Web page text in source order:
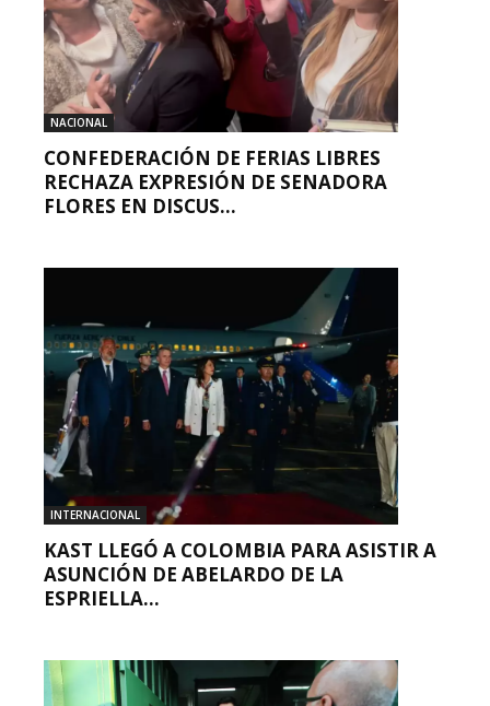
NACIONAL
CONFEDERACIÓN DE FERIAS LIBRES
RECHAZA EXPRESIÓN DE SENADORA
FLORES EN DISCUS...
INTERNACIONAL
KAST LLEGÓ A COLOMBIA PARA ASISTIR A
ASUNCIÓN DE ABELARDO DE LA
ESPRIELLA...